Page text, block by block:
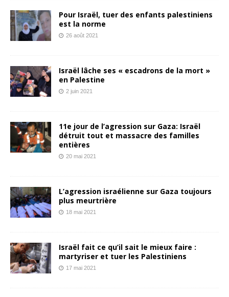
Pour Israël, tuer des enfants palestiniens
est la norme
26 août 2021
Israël lâche ses « escadrons de la mort »
en Palestine
2 juin 2021
11e jour de l’agression sur Gaza: Israël
détruit tout et massacre des familles
entières
20 mai 2021
L’agression israélienne sur Gaza toujours
plus meurtrière
18 mai 2021
Israël fait ce qu’il sait le mieux faire :
martyriser et tuer les Palestiniens
17 mai 2021